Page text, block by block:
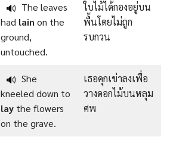
🔊 The leaves
had lain on the
ground,
untouched.
ใบไม้ได้กองอยู่บน
พื้นโดยไม่ถูก
รบกวน
🔊 She
kneeled down to
lay the flowers
on the grave.
เธอคุกเข่าลงเพื่อ
วางดอกไม้บนหลุม
ศพ